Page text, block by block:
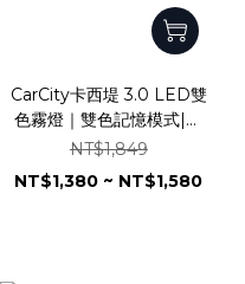
CarCity卡西堤 3.0 LED雙
色霧燈｜雙色記憶模式|石
墨烯散熱|兩年保固｜1860
芯片｜一體化設計｜H8
H11
NT$1,849
NT$1,380 ~ NT$1,580